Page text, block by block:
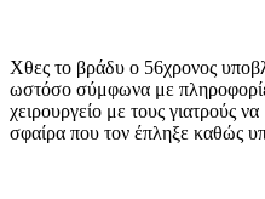
Χθες το βράδυ ο 56χρονος
ωστόσο σύμφωνα με
χειρουργείο με τους γιατρούς
σφαίρα που τον έπληξε καθώς